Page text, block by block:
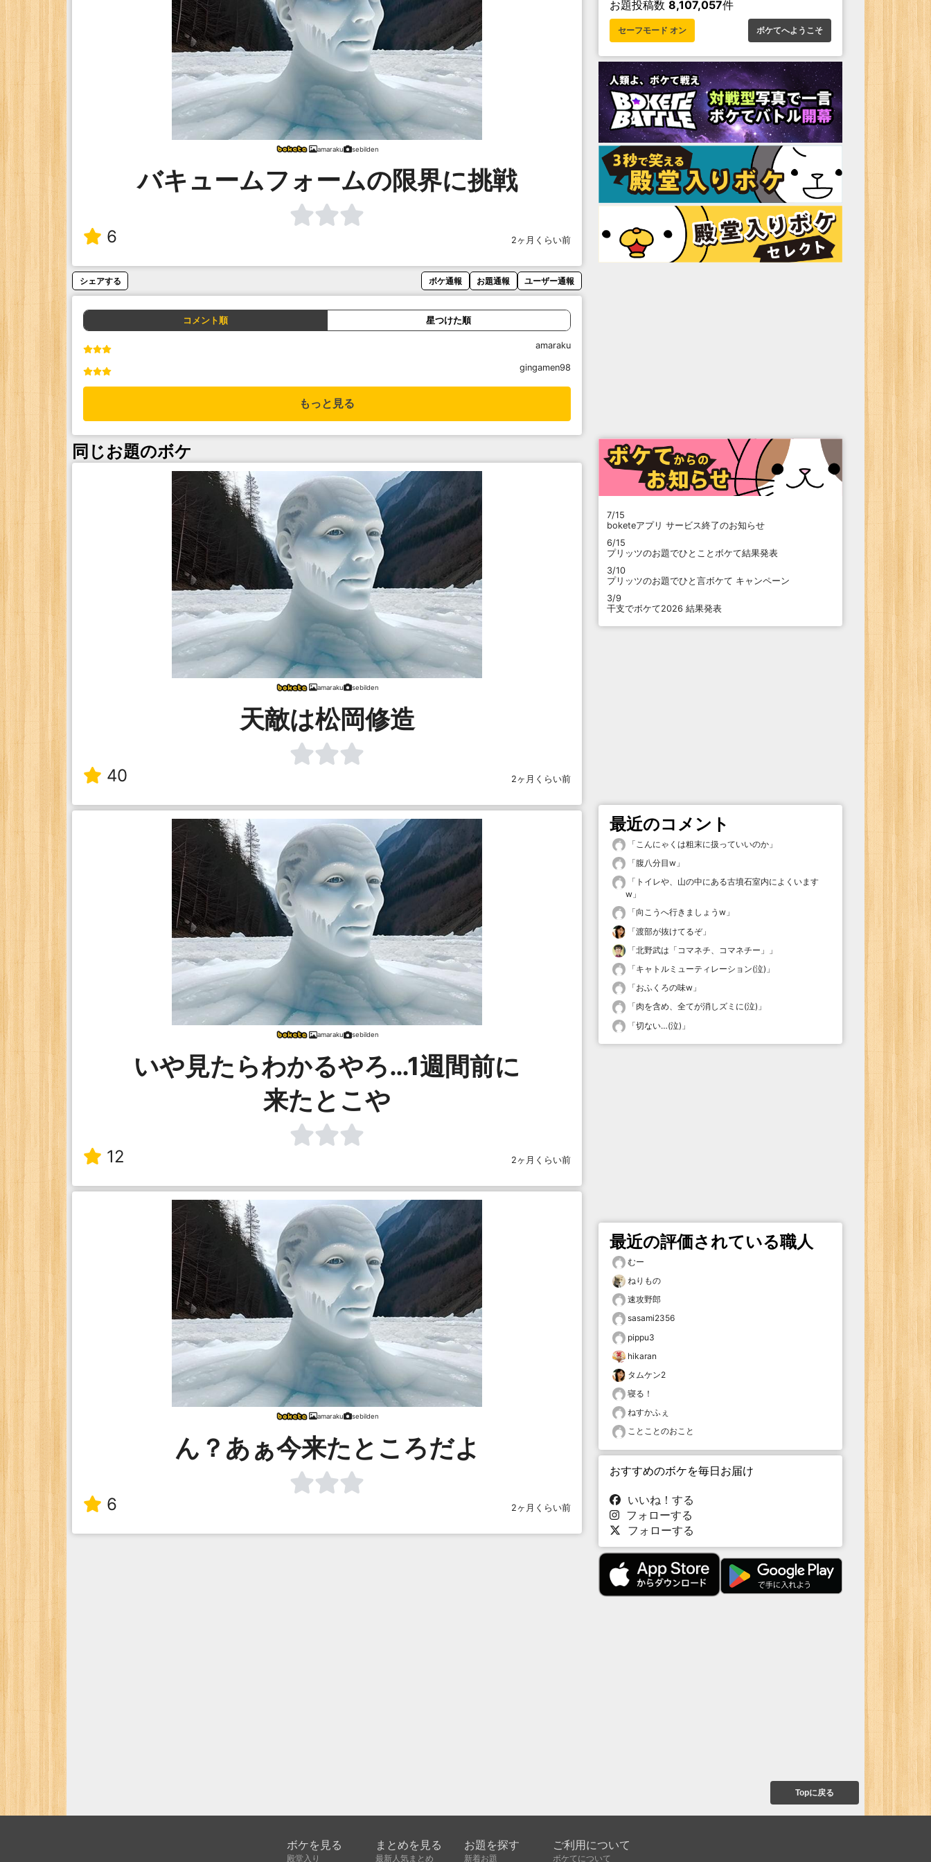
amaraku sebilden
バキュームフォームの限界に挑戦
6 2ヶ月くらい前
シェアする ボケ通報 お題通報 ユーザー通報
コメント順 星つけた順
amaraku
gingamen98
もっと見る
同じお題のボケ
amaraku sebilden
天敵は松岡修造
40 2ヶ月くらい前
amaraku sebilden
いや見たらわかるやろ…1週間前に
来たとこや
12 2ヶ月くらい前
amaraku sebilden
ん？あぁ今来たところだよ
6 2ヶ月くらい前
お題投稿数 8,107,057件
セーフモード オン ボケてへようこそ
7/15
boketeアプリ サービス終了のお知らせ
6/15
プリッツのお題でひとことボケて結果発表
3/10
プリッツのお題でひと言ボケて キャンペーン
3/9
干支でボケて2026 結果発表
最近のコメント
「こんにゃくは粗末に扱っていいのか 」
「腹八分目w 」
「 トイレや、山の中にある古墳石室内によくいます
w 」
「向こうへ行きましょうw 」
「渡部が抜けてるぞ」
「北野武は「コマネチ、コマネチー」
」
「キャトルミューティレーション(泣) 」
「おふくろの味w 」
「肉を含め、全てが消しズミに(泣) 」
「切ない…(泣) 」
最近の評価されている職人
むー
ねりもの
速攻野郎
sasami2356
pippu3
hikaran
タムケン2
寝る！
ねすかふぇ
ことことのおこと
おすすめのボケを毎日お届け
いいね！する
フォローする
フォローする
Topに戻る
ボケを見る
殿堂入り
まとめを見る
最新人気まとめ
お題を探す
新着お題
ご利用について
ボケてについて